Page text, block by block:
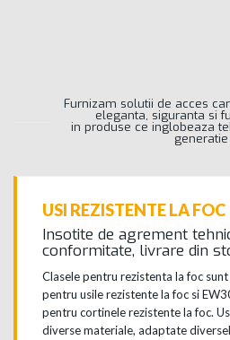
Furnizam solutii de acces
eleganta, siguranta si
in produse ce inglobeaza
generatie
USI REZISTENTE LA FOC
Insotite de agrement
conformitate, livrare din
Clasele pentru rezistenta la foc
pentru usile rezistente la foc si
pentru cortinele rezistente la foc.
diverse materiale, adaptate